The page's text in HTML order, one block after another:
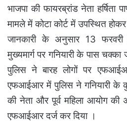
भाजपा की फायरब्रांड नेता हर्षिता
मामले में कोटा कोर्ट में उपस्थित
जानकारी के अनुसार 13
मुख्यमार्ग पर गनियारी के पास
पुलिस ने बारह लोगों पर
एफआईआर में पुलिस ने गनियारी के
की नेता और पूर्व महिला आयोग की
एफआईआर दर्ज कर दिया ।